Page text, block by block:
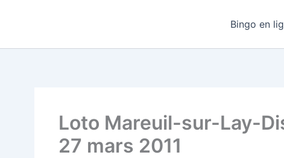
Bingo en
Loto Mareuil-sur-Lay-
27 mars 2011